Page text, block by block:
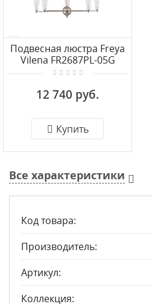
Подвесная люстра Freya
Vilena FR2687PL-05G
12 740 руб.
Купить
Все характеристики
Код товара:
Производитель:
Артикул:
Коллекция: